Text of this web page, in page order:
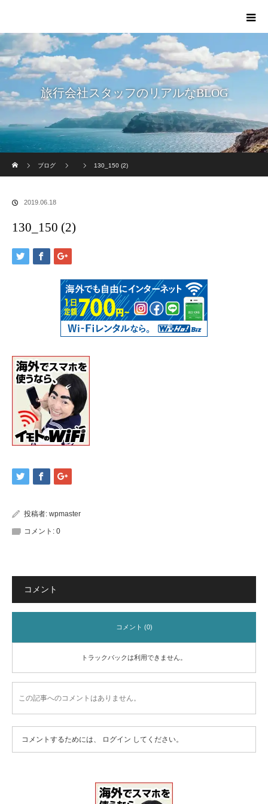
旅行会社スタッフのリアルなBLOG
ブログ
130_150 (2)
2019.06.18
130_150 (2)
投稿者: wpmaster
コメント: 0
コメント
コメント (0)
トラックバックは利用できません。
この記事へのコメントはありません。
コメントするためには、 ログイン してください。